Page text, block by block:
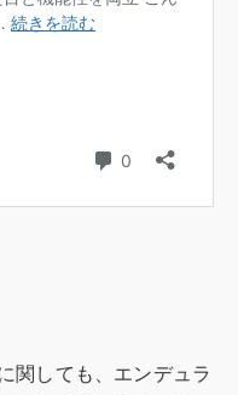
関しても、エンデュラ